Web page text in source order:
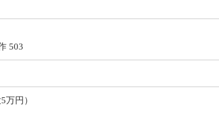
503
円）